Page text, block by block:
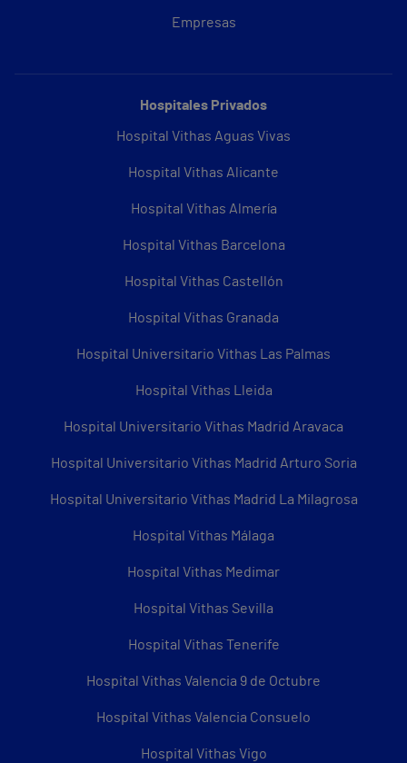
Empresas
Hospitales Privados
Hospital Vithas Aguas Vivas
Hospital Vithas Alicante
Hospital Vithas Almería
Hospital Vithas Barcelona
Hospital Vithas Castellón
Hospital Vithas Granada
Hospital Universitario Vithas Las Palmas
Hospital Vithas Lleida
Hospital Universitario Vithas Madrid Aravaca
Hospital Universitario Vithas Madrid Arturo Soria
Hospital Universitario Vithas Madrid La Milagrosa
Hospital Vithas Málaga
Hospital Vithas Medimar
Hospital Vithas Sevilla
Hospital Vithas Tenerife
Hospital Vithas Valencia 9 de Octubre
Hospital Vithas Valencia Consuelo
Hospital Vithas Vigo